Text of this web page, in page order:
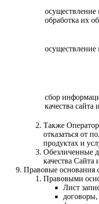
обработка их
сбор
качества сайта
Также
отказаться от
продуктах и
Обезличенные
качества Сайта
Правовые основания
Правовыми
Лист